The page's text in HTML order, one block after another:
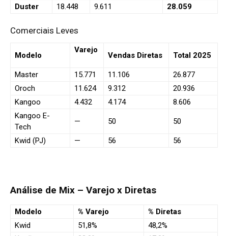
Duster
18.448 9.611 28.059
Comerciais Leves
Modelo
Varejo
Vendas Diretas Total 2025
Master 15.771 11.106
26.877
Oroch
11.624 9.312
20.936
Kangoo
4.432 4.174
8.606
Kangoo E-
Tech
— 50 50
Kwid (PJ) — 56 56
Análise de Mix – Varejo x Diretas
Modelo % Varejo
% Diretas
Kwid
51,8%
48,2%